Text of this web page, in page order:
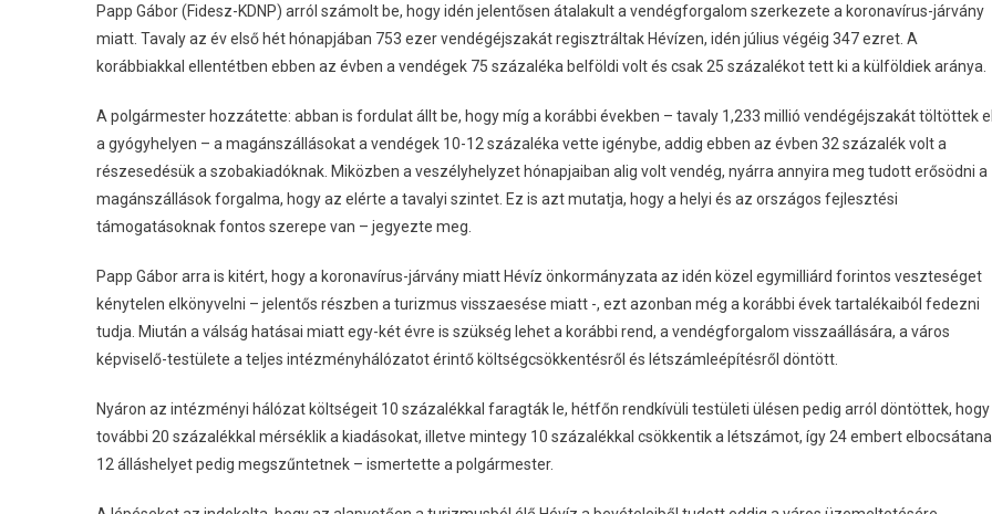
Papp Gábor (Fidesz-KDNP) arról számolt be, hogy idén jelentősen átalakult a vendégforgalom szerkezete a koronavírus-járvány
miatt. Tavaly az év első hét hónapjában 753 ezer vendégéjszakát regisztráltak Hévízen, idén július végéig 347 ezret. A
korábbiakkal ellentétben ebben az évben a vendégek 75 százaléka belföldi volt és csak 25 százalékot tett ki a külföldiek aránya.
A polgármester hozzátette: abban is fordulat állt be, hogy míg a korábbi években – tavaly 1,233 millió vendégéjszakát töltöttek
a gyógyhelyen – a magánszállásokat a vendégek 10-12 százaléka vette igénybe, addig ebben az évben 32 százalék volt a
részesedésük a szobakiadóknak. Miközben a veszélyhelyzet hónapjaiban alig volt vendég, nyárra annyira meg tudott erősödni a
magánszállások forgalma, hogy az elérte a tavalyi szintet. Ez is azt mutatja, hogy a helyi és az országos fejlesztési
támogatásoknak fontos szerepe van – jegyezte meg.
Papp Gábor arra is kitért, hogy a koronavírus-járvány miatt Hévíz önkormányzata az idén közel egymilliárd forintos veszteséget
kénytelen elkönyvelni – jelentős részben a turizmus visszaesése miatt -, ezt azonban még a korábbi évek tartalékaiból fedezni
tudja. Miután a válság hatásai miatt egy-két évre is szükség lehet a korábbi rend, a vendégforgalom visszaállására, a város
képviselő-testülete a teljes intézményhálózatot érintő költségcsökkentésről és létszámleépítésről döntött.
Nyáron az intézményi hálózat költségeit 10 százalékkal faragták le, hétfőn rendkívüli testületi ülésen pedig arról döntöttek, hogy
további 20 százalékkal mérséklik a kiadásokat, illetve mintegy 10 százalékkal csökkentik a létszámot, így 24 embert
12 álláshelyet pedig megszűntetnek – ismertette a polgármester.